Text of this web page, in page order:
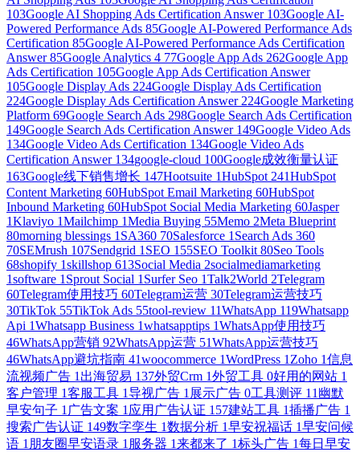
103Google AI Shopping Ads Certification Answer 103Google AI-
Powered Performance Ads 85Google AI-Powered Performance Ads
Certification 85Google AI-Powered Performance Ads Certification
Answer85Google Analytics 4 77Google App Ads 262Google App
Ads Certification 105Google App Ads Certification Answer
105Google Display Ads 224Google Display Ads Certification
224Google Display Ads Certification Answer 224Google Marketing
Platform 69Google Search Ads 298Google Search Ads Certification
149Google Search Ads Certification Answer 149Google Video Ads
134Google Video Ads Certification 134Google Video Ads
Certification Answer 134google-cloud 100Google成效衡量认证
163Google线下销售增长 147Hootsuite 1HubSpot 241HubSpot
Content Marketing 60HubSpot Email Marketing 60HubSpot
Inbound Marketing 60HubSpot Social Media Marketing 60Jasper
1Klaviyo 1Mailchimp 1Media Buying 55Memo 2Meta Blueprint
80morning blessings 1 SA360 70Salesforce 1 Search Ads 360
70SEMrush 107Sendgrid 1 SEO 155SEO Toolkit 80Seo Tools
68shopify 1skillshop 613Social Media 2socialmediamarketing
1software 1 Sprout Social 1 Surfer Seo 1Talk2World 2Telegram
60Telegram使用技巧 60Telegram运营 30Telegram运营技巧
30TikTok 55TikTok Ads 55tool-review 11WhatsApp 119Whatsapp
Api 1Whatsapp Business 1whatsapptips 1WhatsApp使用技巧
46WhatsApp营销 92WhatsApp运营 51WhatsApp运营技巧
46WhatsApp避坑指南 41woocommerce 1WordPress 1 Zoho 1信息
流视频广告 1 出海贸易 137外贸Crm 1外贸工具 0好用的网站 1
客户管理 1客服工具 1导视广告 1 展示广告 0工具测评 11 幽默
早安句子 1 广告文案 1 应用广告认证 157建站工具 1插播广告 1
搜索广告认证 149数字孪生 1数据分析 1早安祝福话 1早安问候
语 1 朋友圈早安语录 1 服务器 1来都来了 1标头广告 1每日早安